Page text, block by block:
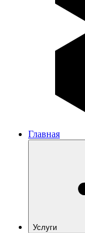
Главная
Услуги